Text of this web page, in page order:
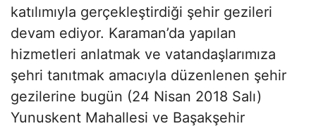
katılımıyla gerçekleştirdiği şehir gezileri
devam ediyor. Karaman’da yapılan
hizmetleri anlatmak ve vatandaşlarımıza
şehri tanıtmak amacıyla düzenlenen şehir
gezilerine bugün (24 Nisan 2018 Salı)
Yunuskent Mahallesi ve Başakşehir